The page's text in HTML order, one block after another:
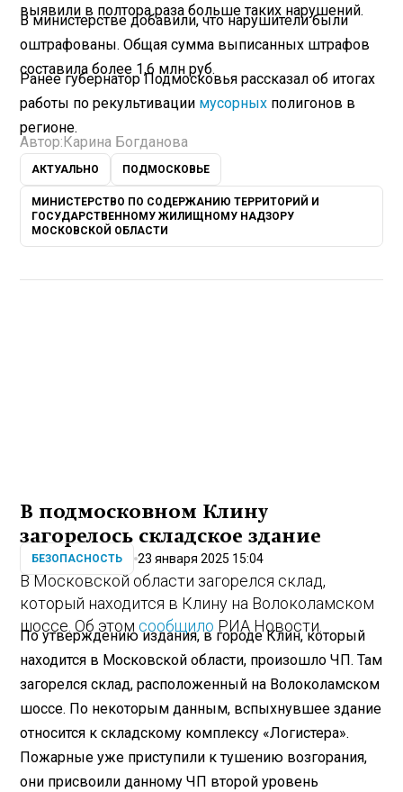
выявили в полтора раза больше таких нарушений.
В министерстве добавили, что нарушители были
оштрафованы. Общая сумма выписанных штрафов
составила более 1,6 млн руб.
Ранее губернатор Подмосковья рассказал об итогах
работы по рекультивации мусорных полигонов в
регионе.
Автор: Карина Богданова
АКТУАЛЬНО ПОДМОСКОВЬЕ
МИНИСТЕРСТВО ПО СОДЕРЖАНИЮ ТЕРРИТОРИЙ И
ГОСУДАРСТВЕННОМУ ЖИЛИЩНОМУ НАДЗОРУ
МОСКОВСКОЙ ОБЛАСТИ
В подмосковном Клину
загорелось складское здание
БЕЗОПАСНОСТЬ 23 января 2025 15:04
В Московской области загорелся склад,
который находится в Клину на Волоколамском
шоссе. Об этом сообщило РИА Новости.
По утверждению издания, в городе Клин, который
находится в Московской области, произошло ЧП. Там
загорелся склад, расположенный на Волоколамском
шоссе. По некоторым данным, вспыхнувшее здание
относится к складскому комплексу «Логистера».
Пожарные уже приступили к тушению возгорания,
они присвоили данному ЧП второй уровень